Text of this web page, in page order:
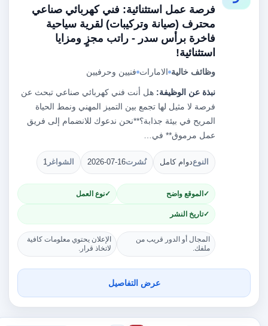
فرصة عمل استثنائية: فني كهربائي صناعي
محترف (صيانة وتركيبات) لقرية سياحية
فاخرة برأس سدر - راتب مجزٍ ومزايا
استثنائية!
وظائف خالية الامارات فنيين وحرفيين
نبذة عن الوظيفة: هل أنت فني كهربائي صناعي تبحث عن
فرصة لا مثيل لها تجمع بين التميز المهني ونمط الحياة
المريح في بيئة جذابة؟**نحن ندعوك للانضمام إلى فريق
عمل مرموق** في…
النوعدوام كامل نُشرت2026-07-16 الشواغر 1
الموقع واضح نوع العمل
تاريخ النشر
المجال أو الدور قريب من
ملفك.
الإعلان يحتوي معلومات كافية
لاتخاذ قرار.
عرض التفاصيل